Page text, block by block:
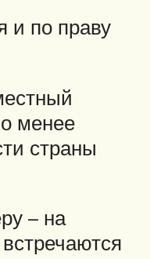
и по праву
менее
страны
– на